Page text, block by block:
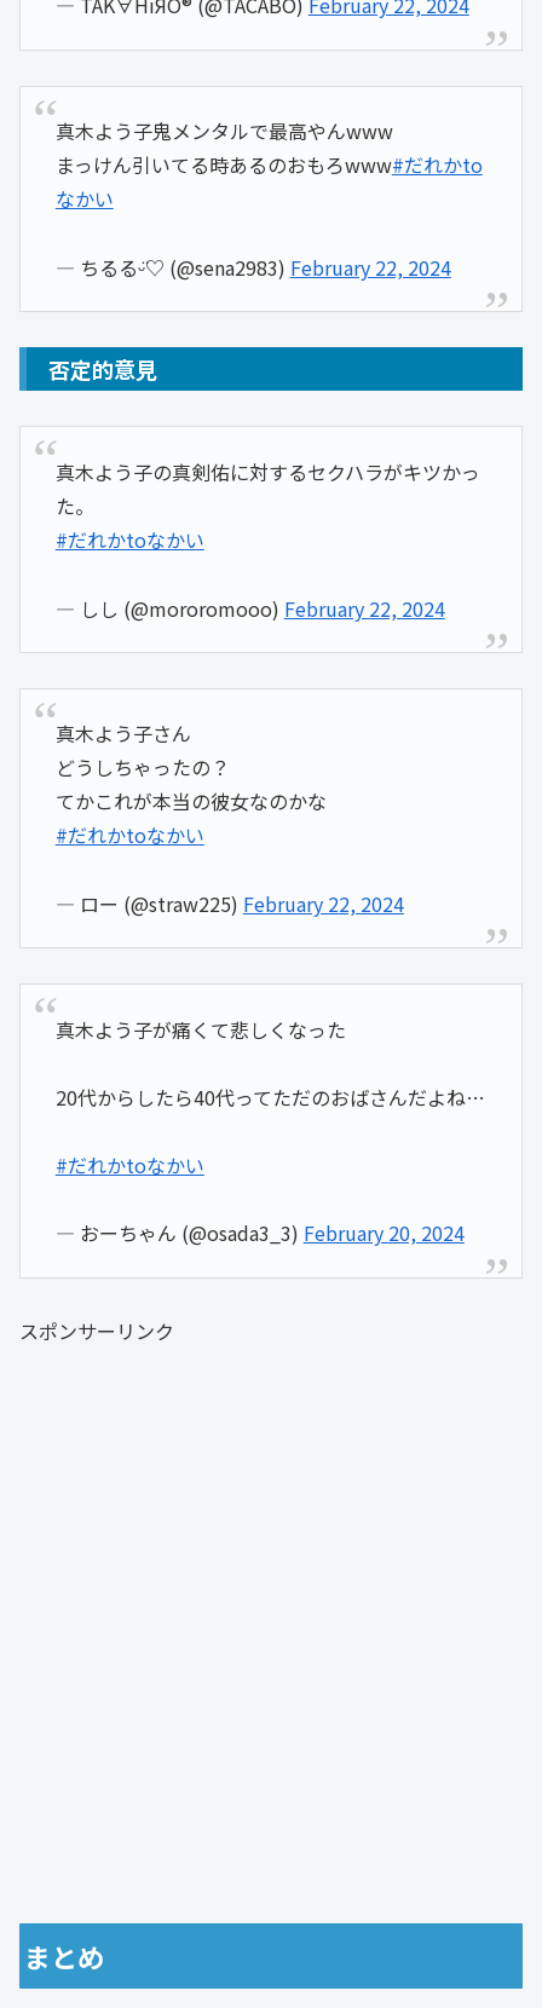
真木よう子鬼メンタルで最高やんwww
まっけん引いてる時あるのおもろwww#だれかto
なかい
— ちるるᵕ̈♡ (@sena2983) February 22, 2024
否定的意見
真木よう子の真剣佑に対するセクハラがキツかっ
た。
#だれかtoなかい
— しし (@mororomooo) February 22, 2024
真木よう子さん
どうしちゃったの？
てかこれが本当の彼女なのかな
#だれかtoなかい
— ロー (@straw225) February 22, 2024
真木よう子が痛くて悲しくなった
20代からしたら40代ってただのおばさんだよね…
#だれかtoなかい
— おーちゃん (@osada3_3) February 20, 2024
スポンサーリンク
まとめ